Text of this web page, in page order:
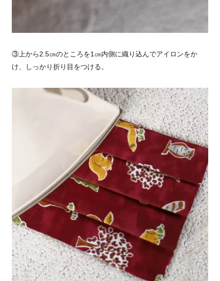
③上から2.5㎝のところを1 ㎝内側に織り込んでアイロンをか
け、しっかり折り目をつける。